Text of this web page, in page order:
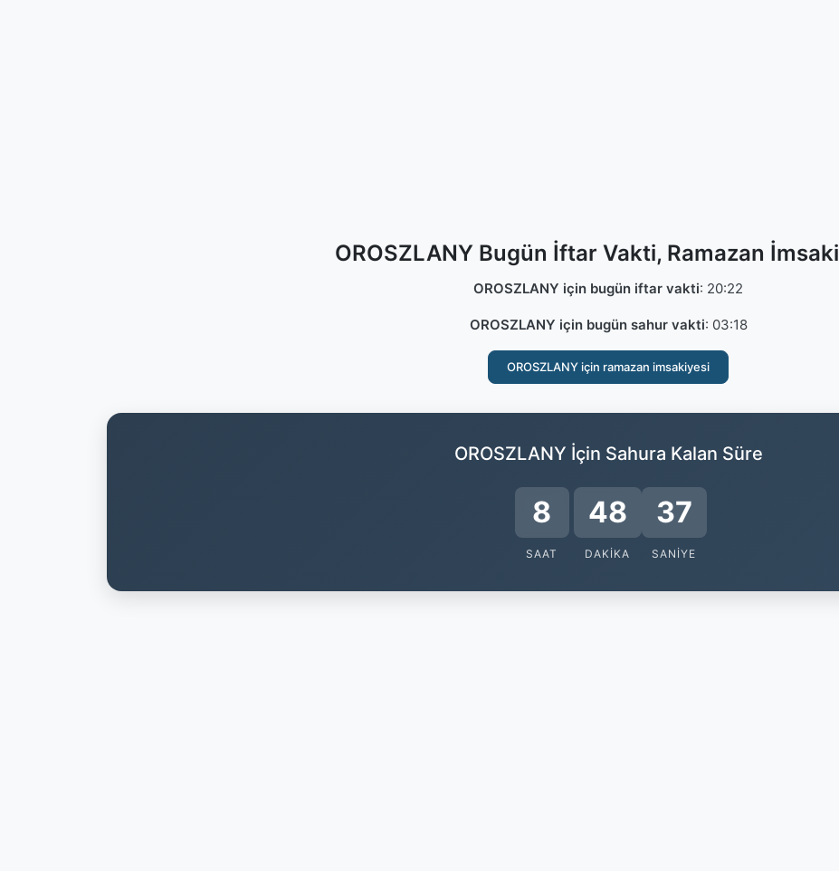
OROSZLANY Bugün İftar Vakti, Ramazan
OROSZLANY için bugün iftar vakti: 20:22
OROSZLANY için bugün sahur vakti: 03:18
OROSZLANY için ramazan imsakiyesi
OROSZLANY İçin Sahura Kalan Süre
8
SAAT
48
DAKIKA
37
SANIYE